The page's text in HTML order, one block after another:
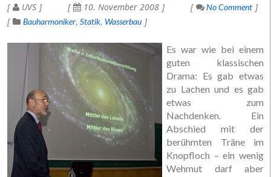
UVS 10. November 2008
No Comment
Bauharmoniker Statik Wasserbau
Es war wie bei einem
guten klassischen
Drama: Es gab etwas
zu Lachen und es gab
etwas zum
Nachdenken. Ein
Abschied mit der
berühmten Träne im
Knopfloch – ein wenig
Wehmut darf aber